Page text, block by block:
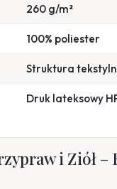
260 g/m²
100% poliester
Struktura
Druk lateksowy
i Ziół